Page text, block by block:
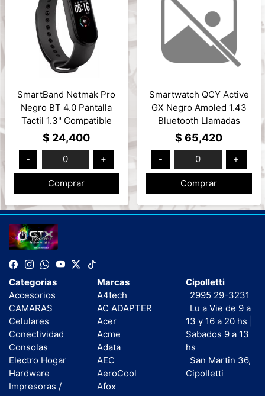
SmartBand Netmak Pro
Negro BT 4.0 Pantalla
Tactil 1.3" Compatible
Android/iOS Mod: NM-
PRO
$ 24,400
- 0 +
Comprar
Smartwatch QCY Active
GX Negro Amoled 1.43
Bluetooth Llamadas
3ATM
Heart/Sp02/Gravedad
Mod: WA24S12A
$ 65,420
- 0 +
Comprar
Categorias
Accesorios
CAMARAS
Celulares
Conectividad
Consolas
Electro Hogar
Hardware
Impresoras /
Marcas
A4tech
AC ADAPTER
Acer
Acme
Adata
AEC
AeroCool
Afox
Cipolletti
2995 29-3231
Lu a Vie de 9 a
13 y 16 a 20 hs |
Sabados 9 a 13
hs
San Martin 36,
Cipolletti